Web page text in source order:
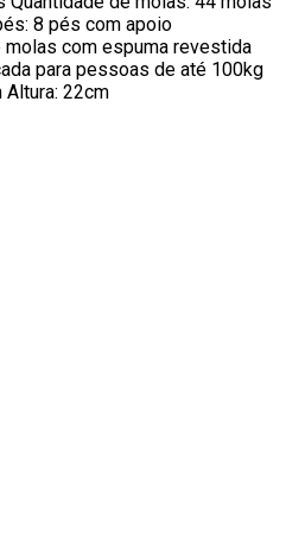
8 pés com apoio
com espuma revestida
para pessoas de até 100kg
22cm